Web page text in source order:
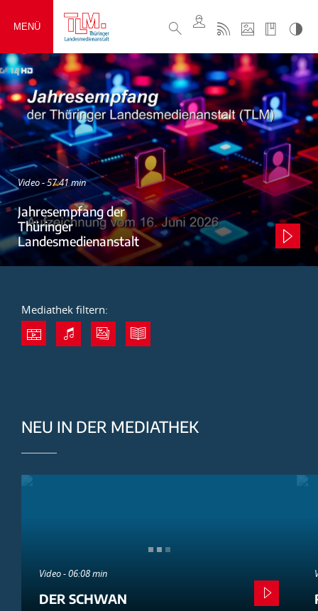
MENÜ
Video - 57:41 min
Jahresempfang der
Thüringer
Landesmedienanstalt
Mediathek filtern:
NEU IN DER MEDIATHEK
Video - 06:08 min
DER SCHWAN